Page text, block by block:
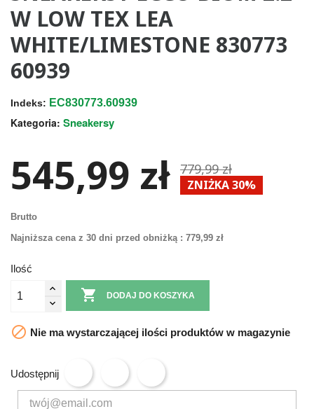
W LOW TEX LEA
WHITE/LIMESTONE 830773
60939
Indeks: EC830773.60939
Kategoria: Sneakersy
545,99 zł 779,99 zł
ZNIŻKA 30%
Brutto
Najniższa cena z 30 dni przed obniżką : 779,99 zł
Ilość
 DODAJ DO KOSZYKA
 Nie ma wystarczającej ilości produktów w magazynie
Udostępnij